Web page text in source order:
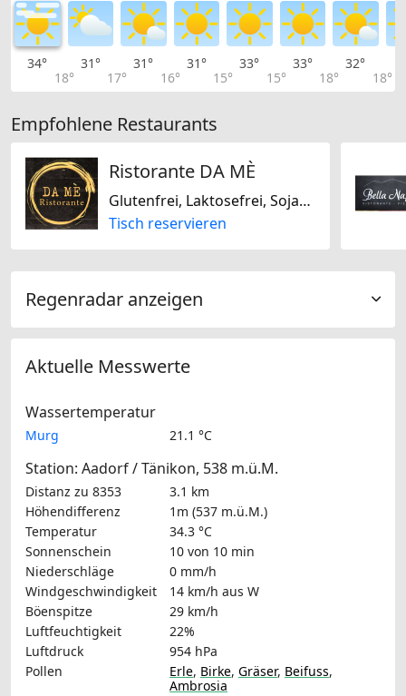
34°
18°
31°
17°
31°
16°
31°
15°
33°
15°
33°
18°
32°
18°
Empfohlene Restaurants
Ristorante DA MÈ
Glutenfrei, Laktosefrei, Sojafrei, Nussfrei, Italienisch
Tisch reservieren
Regenradar anzeigen
Aktuelle Messwerte
Wassertemperatur
Murg 21.1 °C
Station: Aadorf / Tänikon, 538 m.ü.M.
Distanz zu 8353
3.1 km
Höhendifferenz
1m (537 m.ü.M.)
Temperatur
34.3 °C
Sonnenschein
10 von 10 min
Niederschläge
0 mm/h
Windgeschwindigkeit
14 km/h aus W
Böenspitze
29 km/h
Luftfeuchtigkeit
22%
Luftdruck
954 hPa
Pollen
Erle, Birke, Gräser, Beifuss,
Ambrosia